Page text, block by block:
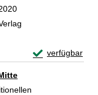
verfügbar
Exemplar-